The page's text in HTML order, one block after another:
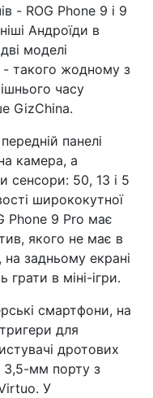
- ROG Phone 9 і 9
Андроїди в
моделі
- такого жодному з
часу
GizChina.
панелі
камера, а
сенсори: 50, 13 і 5
ширококутної
Phone 9 Pro має
якого не має в
на задньому екрані
в міні-ігри.
смартфони, на
для
дротових
3,5-мм порту з
У